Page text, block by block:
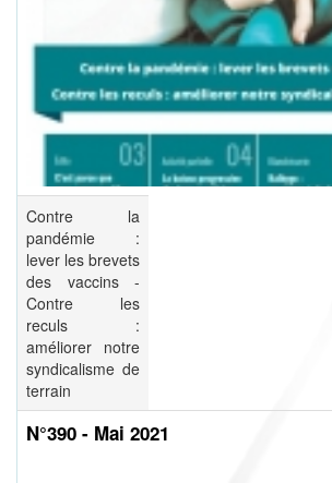
Contre la
pandémie :
lever les brevets
des vaccins -
Contre les
reculs :
améliorer notre
syndicalisme de
terrain
N°390 - Mai 2021